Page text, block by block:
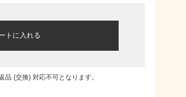
トに入れる
(交換) 対応不可となります。